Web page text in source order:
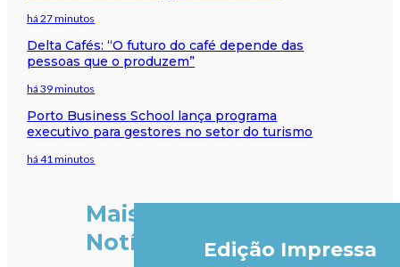
há 27 minutos
Delta Cafés: “O futuro do café depende das
pessoas que o produzem”
há 39 minutos
Porto Business School lança programa
executivo para gestores no setor do turismo
há 41 minutos
Mais
Notícias
Edição Impressa